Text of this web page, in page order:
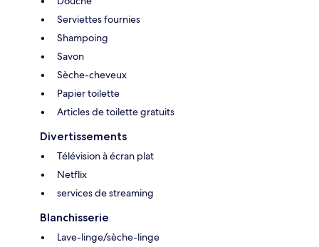
Serviettes fournies
Shampoing
Savon
Sèche-cheveux
Papier toilette
Articles de toilette gratuits
Divertissements
Télévision à écran plat
Netflix
services de streaming
Blanchisserie
Lave-linge/sèche-linge